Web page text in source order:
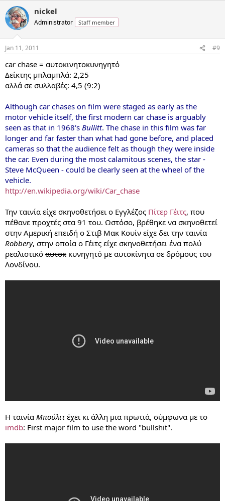
nickel
Administrator Staff member
Jan 11, 2011 #9
car chase = αυτοκινητοκυνηγητό
Δείκτης μπλαμπλά: 2,25
αλλά σε συλλαβές: 4,5 (9:2)
Although car chases on film were staged as early as the
motor vehicle itself, the first modern car chase is arguably
seen as that in 1968's Bullitt. The chase in this film was far
longer and far faster than what had gone before, and placed
cameras so that the audience felt as though they were inside
the car. Even during the most calamitous scenes, the star -
Steve McQueen - could be clearly seen at the wheel of the
vehicle.
http://en.wikipedia.org/wiki/Car_chase
Την ταινία είχε σκηνοθετήσει ο Εγγλέζος Πίτερ Γέιτς, που
πέθανε προχτές στα 91 του. Ωστόσο, βρέθηκε να σκηνοθετεί
στην Αμερική επειδή ο Στιβ Μακ Κουίν είχε δει την ταινία
Robbery, στην οποία ο Γέιτς είχε σκηνοθετήσει ένα πολύ
ρεαλιστικό αυτοκ κυνηγητό με αυτοκίνητα σε δρόμους του
Λονδίνου.
Η ταινία Μπούλιτέχει κι άλλη μια πρωτιά, σύμφωνα με το
imdb: First major film to use the word "bullshit".